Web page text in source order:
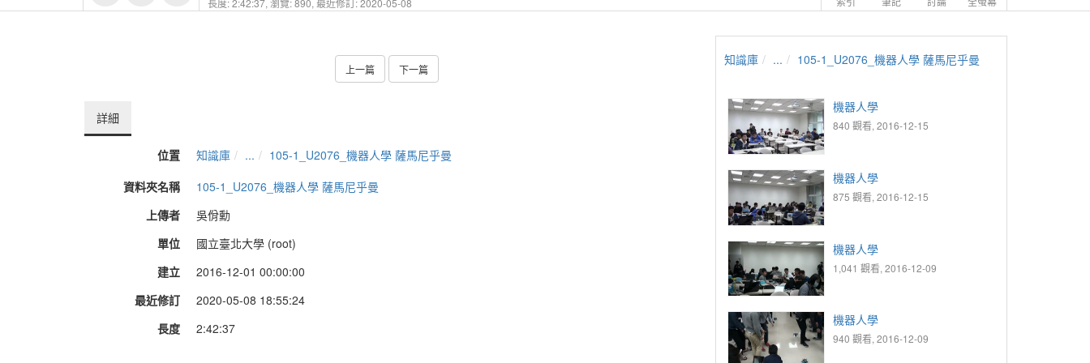
長度: 2:42:37, 瀏覽: 890, 最近修訂: 2020-05-08
上一篇 下一篇
詳細
位置 知識庫 ...
105-1_U2076_機器人學 薩馬尼乎曼
資料夾名稱
105-1_U2076_機器人學 薩馬尼乎曼
上傳者
吳佾勳
單位
國立臺北大學 (root)
建立
2016-12-01 00:00:00
最近修訂
2020-05-08 18:55:24
長度
2:42:37
知識庫 ... 105-1_U2076_機器人學 薩馬尼乎曼
機器人學
840 觀看, 2016-12-15
機器人學
875 觀看, 2016-12-15
機器人學
1,041 觀看, 2016-12-09
機器人學
940 觀看, 2016-12-09